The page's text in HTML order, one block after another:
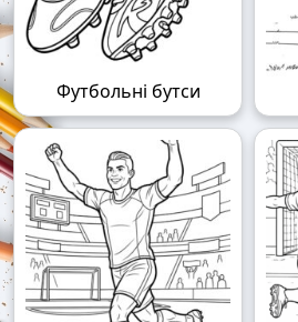
Футбольні бутси